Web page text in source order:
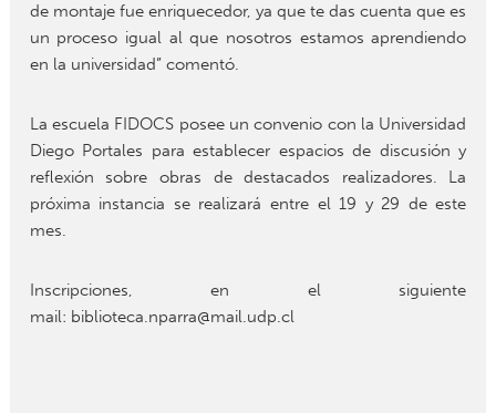
de montaje fue enriquecedor, ya que te das cuenta que es
un proceso igual al que nosotros estamos aprendiendo
en la universidad” comentó.
La escuela FIDOCS posee un convenio con la Universidad
Diego Portales para establecer espacios de discusión y
reflexión sobre obras de destacados realizadores. La
próxima instancia se realizará entre el19 y 29 de este
mes.
Inscripciones, en el siguiente
mail: biblioteca.nparra@mail.udp.cl